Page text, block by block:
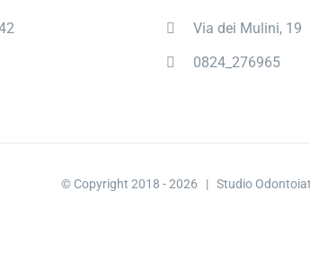
Via dei Mulini, 19
0824_276965
© Copyright 2018 -2026 | Studio